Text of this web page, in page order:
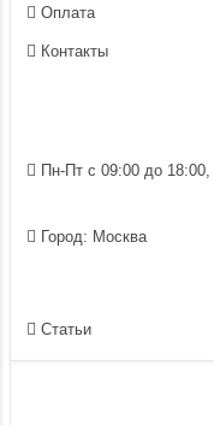
Оплата
Контакты
Город: Москва
Статьи